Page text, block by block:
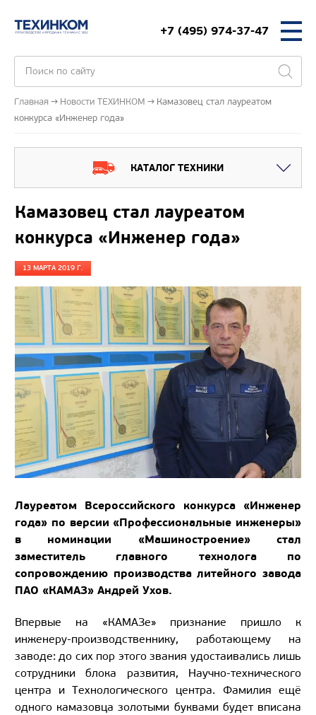
+7 (495) 974-37-47
Главная Новости ТЕХИНКОМ
Камазовец стал лауреатом
конкурса «Инженер года»
КАТАЛОГ ТЕХНИКИ
Камазовец стал лауреатом
конкурса «Инженер года»
13 МАРТА 2019 Г.
Лауреатом Всероссийского конкурса «Инженер
года» по версии «Профессиональные инженеры»
в номинации «Машиностроение» стал
заместитель главного технолога по
сопровождению производства литейного завода
ПАО «КАМАЗ» Андрей Ухов.
Впервые на «КАМАЗе» признание пришло к
инженеру-производственнику, работающему на
заводе: до сих пор этого звания удостаивались лишь
сотрудники блока развития, Научно-технического
центра и Технологического центра.
Фамилия ещё
одного камазовца золотыми буквами будет вписана